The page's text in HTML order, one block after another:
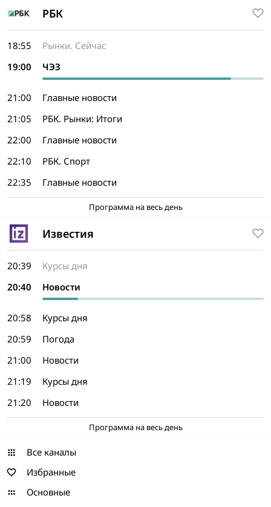
РБК
18:55
Рынки. Сейчас
19:00
ЧЭЗ
21:00
Главные новости
21:05
РБК. Рынки: Итоги
22:00
Главные новости
22:10
РБК. Спорт
22:35
Главные новости
Программа на весь день
Известия
20:39
Курсы дня
20:40
Новости
20:58
Курсы дня
20:59
Погода
21:00
Новости
21:19
Курсы дня
21:20
Новости
Программа на весь день
Все каналы
Избранные
Основные